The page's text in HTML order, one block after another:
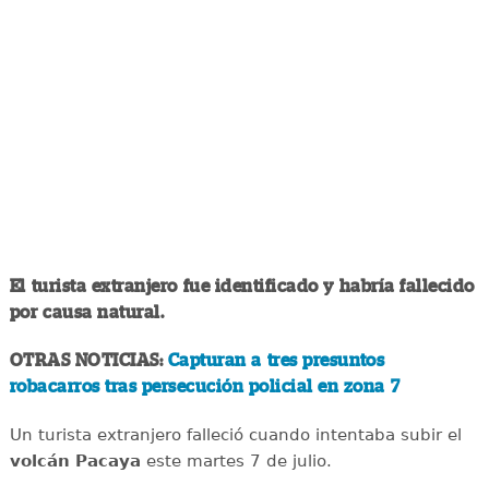
El turista extranjero fue identificado y habría fallecido
por causa natural.
OTRAS NOTICIAS: Capturan a tres presuntos
robacarros tras persecución policial en zona 7
Un turista extranjero falleció cuando intentaba subir el
volcán Pacaya este martes 7 de julio.